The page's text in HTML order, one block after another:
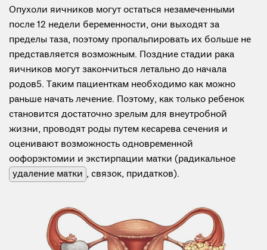
Опухоли яичников могут остаться незамеченными
после 12 недели беременности, они выходят за
пределы таза, поэтому пропальпировать их больше не
представляется возможным. Поздние стадии рака
яичников могут закончиться летально до начала
родов5. Таким пациенткам необходимо как можно
раньше начать лечение. Поэтому, как только ребенок
становится достаточно зрелым для внеутробной
жизни, проводят роды путем кесарева сечения и
оценивают возможность одновременной
оофорэктомии и экстирпации матки (радикальное
удаление матки , связок, придатков).